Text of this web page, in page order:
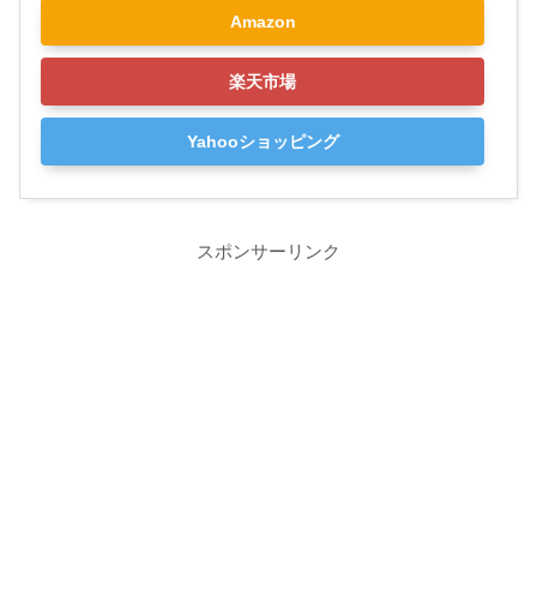
Amazon
楽天市場
Yahooショッピング
スポンサーリンク